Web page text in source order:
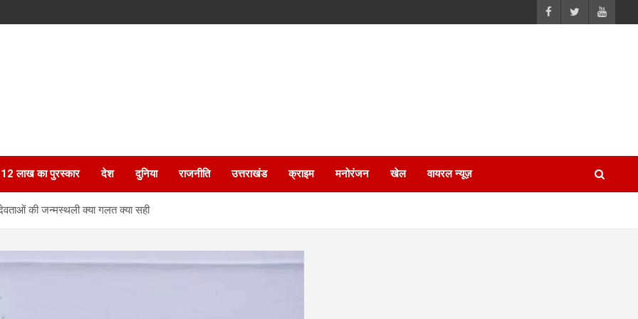
12 लाख का पुरस्कार देश दुनिया राजनीति उत्तराखंड क्राइम मनोरंजन खेल वायरल न्यूज़
की जन्मस्थली क्या गलत क्या सही